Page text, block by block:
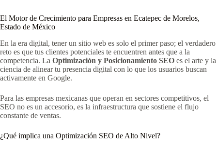
El Motor de Crecimiento para Empresas en Ecatepec de Morelos,
Estado de México
En la era digital, tener un sitio web es solo el primer paso; el verdadero
reto es que tus clientes potenciales te encuentren antes que a la
competencia. La Optimización y Posicionamiento SEO es el arte y la
ciencia de alinear tu presencia digital con lo que los usuarios buscan
activamente en Google.
Para las empresas mexicanas que operan en sectores competitivos, el
SEO no es un accesorio, es la infraestructura que sostiene el flujo
constante de ventas.
¿Qué implica una Optimización SEO de Alto Nivel?